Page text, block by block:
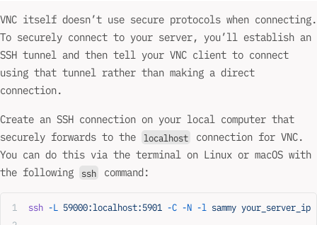
VNC itself doesn’t use secure protocols when connecting.
To securely connect to your server, you’ll establish an
SSH tunnel and then tell your VNC client to connect
using that tunnel rather than making a direct
connection.
Create an SSH connection on your local computer that
securely forwards to the
localhost
connection for VNC.
You can do this via the terminal on Linux or macOS with
the following
ssh command:
ssh -L 59000:localhost:5901 -C -N -l sammy your_server_ip